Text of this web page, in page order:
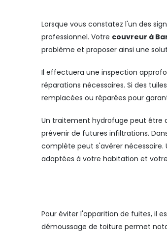
Lorsque vous constatez l'un des
professionnel. Votre couvreur à
problème et proposer ainsi une
Il effectuera une inspection
réparations nécessaires. Si des
remplacées ou réparées pour
Un traitement hydrofuge peut être
prévenir de futures infiltrations.
complète peut s'avérer nécessaire.
adaptées à votre habitation et
Pour éviter l'apparition de fuites, il
démoussage de toiture permet